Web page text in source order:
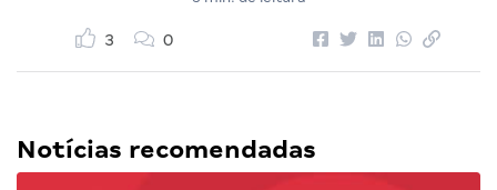
3 0
Notícias recomendadas